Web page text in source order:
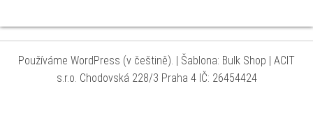
Používáme WordPress (v češtině). | Šablona: Bulk Shop | ACIT
s.r.o. Chodovská 228/3 Praha 4 IČ: 26454424